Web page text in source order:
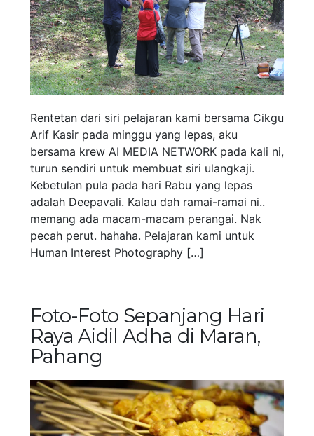
Rentetan dari siri pelajaran kami bersama Cikgu
Arif Kasir pada minggu yang lepas, aku
bersama krew AI MEDIA NETWORK pada kali ni,
turun sendiri untuk membuat siri ulangkaji.
Kebetulan pula pada hari Rabu yang lepas
adalah Deepavali. Kalau dah ramai-ramai ni..
memang ada macam-macam perangai. Nak
pecah perut. hahaha. Pelajaran kami untuk
Human Interest Photography […]
Foto-Foto Sepanjang Hari
Raya Aidil Adha di Maran,
Pahang